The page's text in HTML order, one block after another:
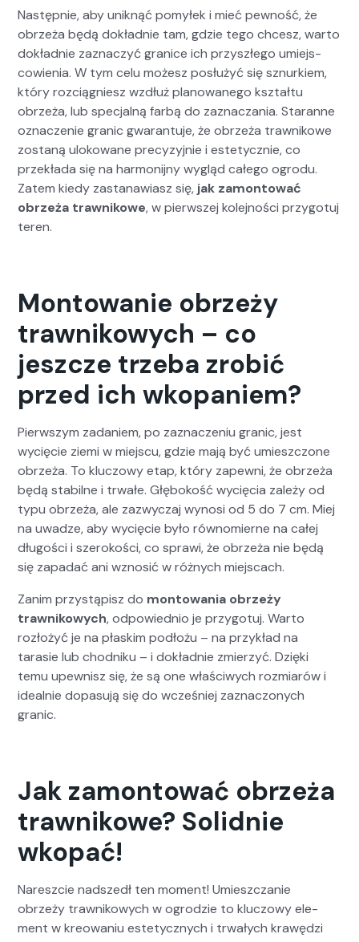
Następ­nie, aby uniknąć pomyłek i mieć pewność, że
obrzeża będą dokład­nie tam, gdzie tego chcesz, warto
dokład­nie zaz­naczyć granice ich przyszłego umiejs­
cowienia. W tym celu możesz posłużyć się sznurkiem,
który roz­ciąg­niesz wzdłuż planowanego ksz­tał­tu
obrzeża, lub spec­jal­ną far­bą do zaz­nacza­nia. Staranne
oznacze­nie granic gwaran­tu­je, że obrzeża trawnikowe
zostaną ulokowane pre­cyzyjnie i este­ty­cznie, co
przekła­da się na har­moni­jny wygląd całego ogro­du.
Zatem kiedy zas­tanaw­iasz się, jak zamon­tować
obrzeża trawnikowe, w pier­wszej kole­jnoś­ci przy­go­tuj
teren.
Montowanie obrzeży
trawnikowych – co
jeszcze trzeba zrobić
przed ich wkopaniem?
Pier­wszym zadaniem, po zaz­nacze­niu granic, jest
wycię­cie zie­mi w miejs­cu, gdzie mają być umieszc­zone
obrzeża. To kluc­zowy etap, który zapewni, że obrzeża
będą sta­bilne i trwałe. Głębokość wycię­cia zależy od
typu obrzeża, ale zazwyczaj wynosi od 5 do 7 cm. Miej
na uwadze, aby wycię­cie było równomierne na całej
dłu­goś­ci i sze­rokoś­ci, co sprawi, że obrzeża nie będą
się zapadać ani wznosić w różnych miejs­cach.
Zan­im przys­tąpisz do mon­towa­nia obrzeży
trawnikowych, odpowied­nio je przy­go­tuj. Warto
rozłożyć je na płaskim podłożu – na przykład na
tarasie lub chod­niku – i dokład­nie zmierzyć. Dzię­ki
temu upewnisz się, że są one właś­ci­wych rozmi­arów i
ide­al­nie dopa­su­ją się do wcześniej zaz­nac­zonych
granic.
Jak zamontować obrzeża
trawnikowe? Solidnie
wkopać!
Naresz­cie nad­szedł ten moment! Umieszczanie
obrzeży trawnikowych w ogrodzie to kluc­zowy ele­
ment w kre­owa­niu este­ty­cznych i trwałych krawędzi